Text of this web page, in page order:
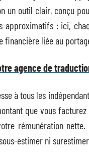
un outil clair, conçu
approximatifs : ici,
financière liée au
agence de
à tous les
que vous
rémunération nette.
estimer ni